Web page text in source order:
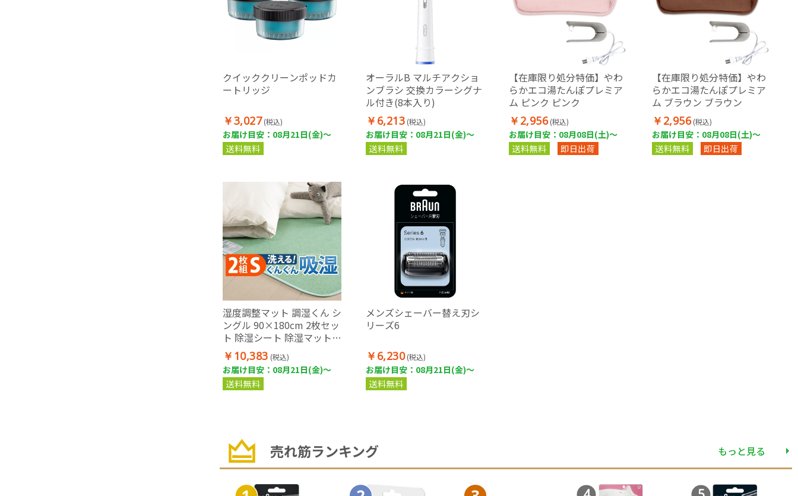
クイッククリーンポッドカ
ートリッジ
￥3,027 (税込)
お届け目安：08月21日(金)～
送料無料
オーラルB マルチアクショ
ンブラシ 交換カラーシグナ
ル付き(8本入り)
￥6,213 (税込)
お届け目安：08月21日(金)～
送料無料
【在庫限り処分特価】やわ
らかエコ湯たんぽプレミア
ム ピンク ピンク
￥2,956 (税込)
お届け目安：08月08日(土)～
送料無料
即日出荷
【在庫限り処分特価】やわ
らかエコ湯たんぽプレミア
ム ブラウン ブラウン
￥2,956 (税込)
お届け目安：08月08日(土)～
送料無料
即日出荷
湿度調整マット 調湿くん シ
ングル 90×180cm 2枚セッ
ト 除湿シート 除湿マット
洗える
￥10,383 (税込)
お届け目安：08月21日(金)～
送料無料
メンズシェーバー替え刃シ
リーズ6
￥6,230 (税込)
お届け目安：08月21日(金)～
送料無料
売れ筋ランキング もっと見る